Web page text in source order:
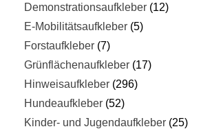
Demonstrationsaufkleber 12
E-Mobilitätsaufkleber 5
Forstaufkleber 7
Grünflächenaufkleber 17
Hinweisaufkleber 296
Hundeaufkleber 52
Kinder- und Jugendaufkleber 25